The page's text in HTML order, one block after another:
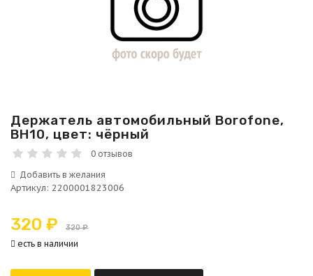
Держатель автомобильный Borofone,
BH10, цвет: чёрный
0 отзывов
Артикул: 2200001823006
320 ₽ 320 ₽
есть в наличии